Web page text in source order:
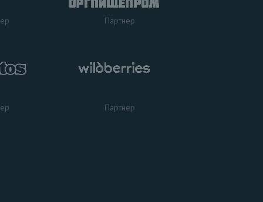
Партнер
Партнер